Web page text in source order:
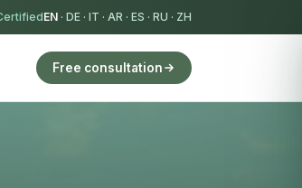
EN · DE · IT · AR · ES · RU · ZH
Free consultation